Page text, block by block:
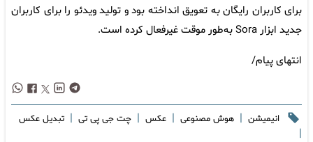
برای کاربران رایگان به تعویق انداخته بود و تولید ویدئو را برای کاربران
جدید ابزار Sora به‌طور موقت غیرفعال کرده است.
انتهای پیام/
انیمیشن | هوش مصنوعی | عکس | چت جی پی تی | تبدیل عکس
|